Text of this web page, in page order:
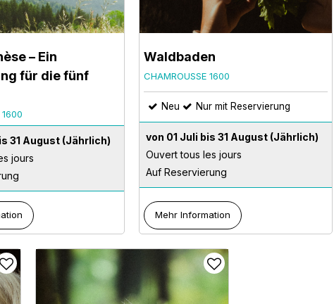
– Ein
für die fünf
1600
31 August (Jährlich)
jours
Waldbaden
CHAMROUSSE 1600
Neu Nur mit Reservierung
von 01 Juli bis 31 August (Jährlich)
Ouvert tous les jours
Auf Reservierung
Mehr Information